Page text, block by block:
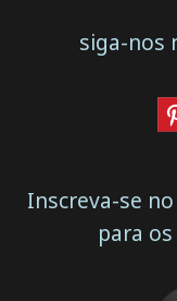
siga-nos
Inscreva-se
para